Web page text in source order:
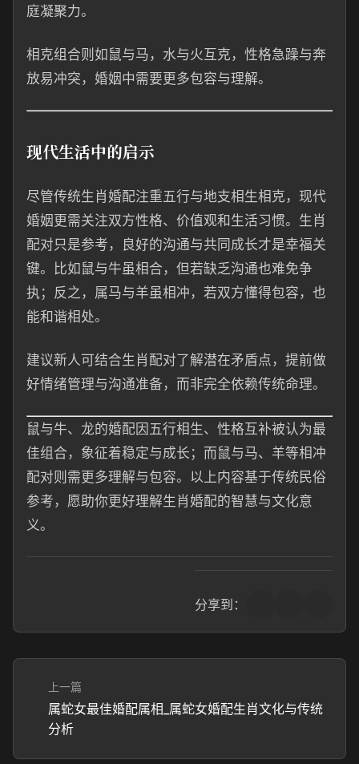
庭凝聚力。
相克组合则如鼠与马，水与火互克，性格急躁与奔
放易冲突，婚姻中需要更多包容与理解。
现代生活中的启示
尽管传统生肖婚配注重五行与地支相生相克，现代
婚姻更需关注双方性格、价值观和生活习惯。生肖
配对只是参考，良好的沟通与共同成长才是幸福关
键。比如鼠与牛虽相合，但若缺乏沟通也难免争
执；反之，属马与羊虽相冲，若双方懂得包容，也
能和谐相处。
建议新人可结合生肖配对了解潜在矛盾点，提前做
好情绪管理与沟通准备，而非完全依赖传统命理。
鼠与牛、龙的婚配因五行相生、性格互补被认为最
佳组合，象征着稳定与成长；而鼠与马、羊等相冲
配对则需更多理解与包容。以上内容基于传统民俗
参考，愿助你更好理解生肖婚配的智慧与文化意
义。
分享到：
上一篇
属蛇女最佳婚配属相_属蛇女婚配生肖文化与传统
分析